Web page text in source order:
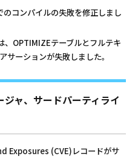
コンパイルの失敗を修正しまし
OPTIMIZEテーブルとフルテキ
サーションが失敗しました。
ャ、サードパーティライ
(CVE)レコードがサ